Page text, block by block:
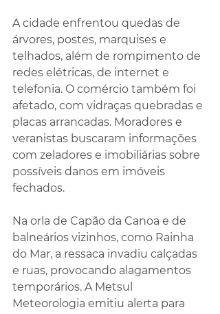
A cidade enfrentou quedas de
árvores, postes, marquises e
telhados, além de rompimento de
redes elétricas, de internet e
telefonia. O comércio também foi
afetado, com vidraças quebradas e
placas arrancadas. Moradores e
veranistas buscaram informações
com zeladores e imobiliárias sobre
possíveis danos em imóveis
fechados.
Na orla de Capão da Canoa e de
balneários vizinhos, como Rainha
do Mar, a ressaca invadiu calçadas
e ruas, provocando alagamentos
temporários. A Metsul
Meteorologia emitiu alerta para